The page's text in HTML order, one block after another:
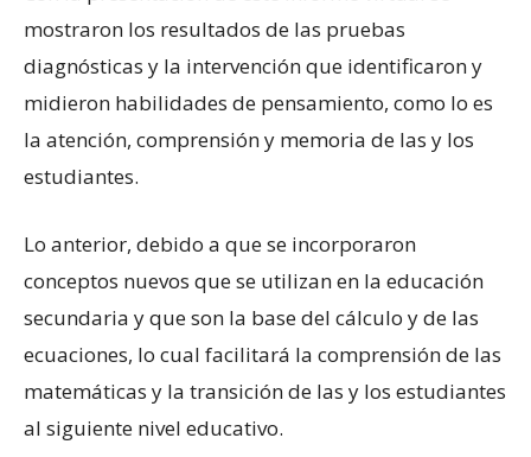
mostraron los resultados de las pruebas
diagnósticas y la intervención que identificaron y
midieron habilidades de pensamiento, como lo es
la atención, comprensión y memoria de las y los
estudiantes.
Lo anterior, debido a que se incorporaron
conceptos nuevos que se utilizan en la educación
secundaria y que son la base del cálculo y de las
ecuaciones, lo cual facilitará la comprensión de las
matemáticas y la transición de las y los estudiantes
al siguiente nivel educativo.